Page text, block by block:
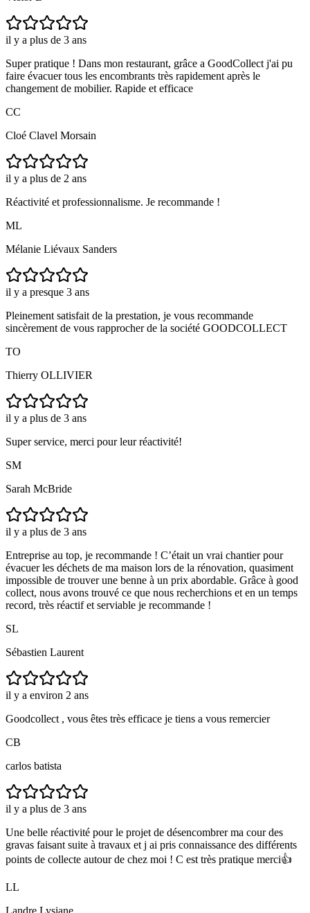
il y a plus de 3 ans
Super pratique ! Dans mon restaurant, grâce a GoodCollect j'ai pu
faire évacuer tous les encombrants très rapidement après le
changement de mobilier. Rapide et efficace
CC
Cloé Clavel Morsain
il y a plus de 2 ans
Réactivité et professionnalisme. Je recommande !
ML
Mélanie Liévaux Sanders
il y a presque 3 ans
Pleinement satisfait de la prestation, je vous recommande
sincèrement de vous rapprocher de la société GOODCOLLECT
TO
Thierry OLLIVIER
il y a plus de 3 ans
Super service, merci pour leur réactivité!
SM
Sarah McBride
il y a plus de 3 ans
Entreprise au top, je recommande ! C’était un vrai chantier pour
évacuer les déchets de ma maison lors de la rénovation, quasiment
impossible de trouver une benne à un prix abordable. Grâce à good
collect, nous avons trouvé ce que nous recherchions et en un temps
record, très réactif et serviable je recommande !
SL
Sébastien Laurent
il y a environ 2 ans
Goodcollect , vous êtes très efficace je tiens a vous remercier
CB
carlos batista
il y a plus de 3 ans
Une belle réactivité pour le projet de désencombrer ma cour des
gravas faisant suite à travaux et j ai pris connaissance des différents
points de collecte autour de chez moi ! C est très pratique merci👍
LL
Landre Lysiane